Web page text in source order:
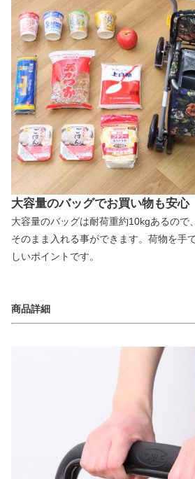
大容量のバッグでお買い物も安心
大容量のバッグは耐荷重約10kgあるので
そのまま入れる事ができます。荷物を手
しいポイントです。
商品詳細